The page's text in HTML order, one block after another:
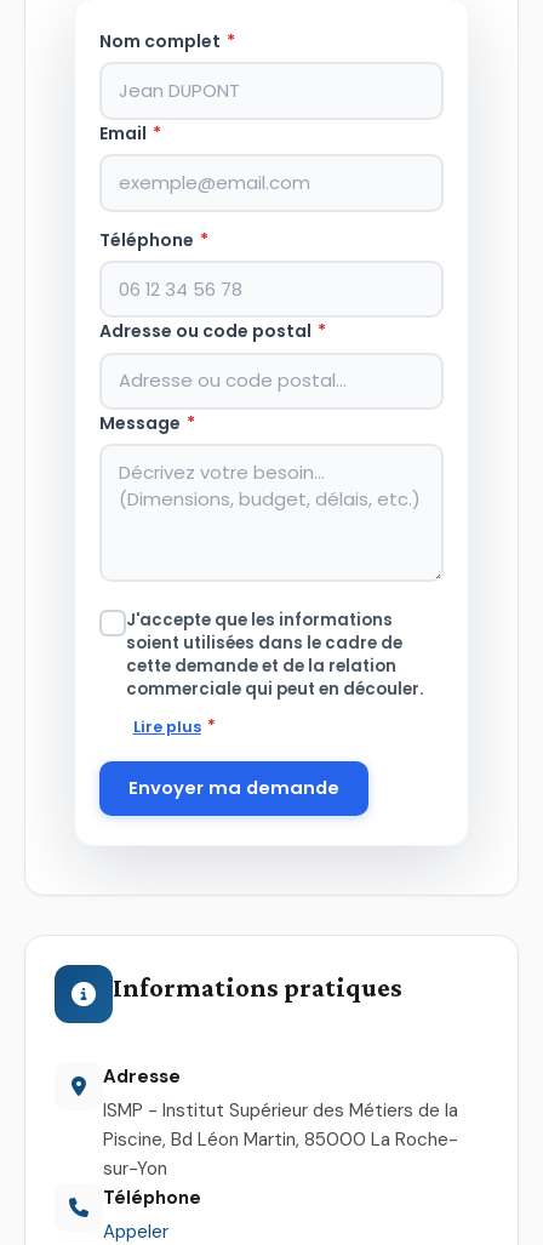
Nom complet *
Email *
Téléphone *
Adresse ou code postal *
Message *
J'accepte que les informations
soient utilisées dans le cadre de
cette demande et de la relation
commerciale qui peut en découler.
Lire plus *
Envoyer ma demande
Informations pratiques
Adresse
ISMP - Institut Supérieur des Métiers de la
Piscine, Bd Léon Martin, 85000 La Roche-
sur-Yon
Téléphone
Appeler